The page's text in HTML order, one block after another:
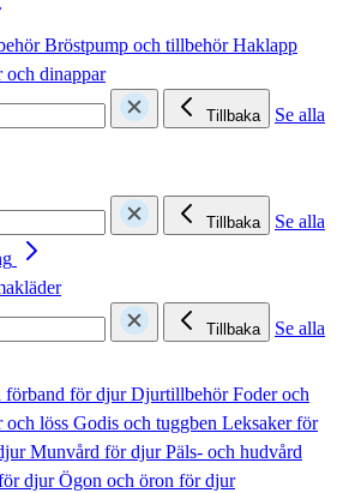
Bröstpump och tillbehörHaklapp
och dinappar
Tillbaka
Se alla
Tillbaka
Se alla
Tillbaka
Se alla
förband för djurDjurtillbehörFoder och
och löss Godis och tuggben Leksaker för
Munvård för djurPäls- och hudvård
djurÖgon och öron för djur